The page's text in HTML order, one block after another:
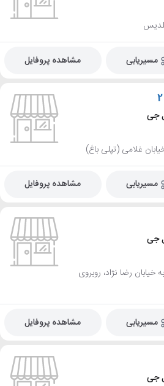
مسیریابی مشاهده پروفایل
جی
غلامی (تپلی باغ)
مسیریابی مشاهده پروفایل
جی
خیابان رضا نژاد، روبروی
مسیریابی مشاهده پروفایل
جی